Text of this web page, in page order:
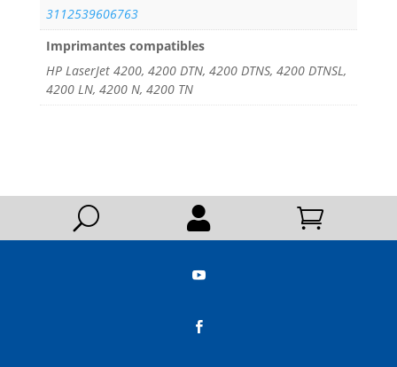
3112539606763
Imprimantes compatibles
HP LaserJet 4200, 4200 DTN, 4200 DTNS, 4200 DTNSL,
4200 LN, 4200 N, 4200 TN
U  

